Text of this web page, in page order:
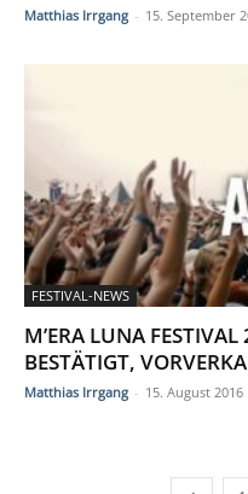
Matthias Irrgang - 15. September
FESTIVAL-NEWS
M’ERA LUNA
BESTÄTIGT,
Matthias Irrgang - 15. August 2016